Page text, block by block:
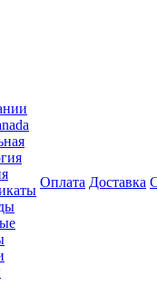
Оплата Доставка